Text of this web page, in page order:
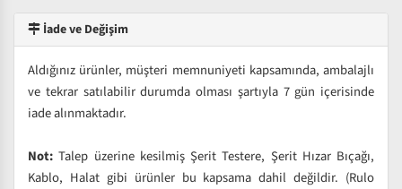
İade ve Değişim
Aldığınız ürünler, müşteri memnuniyeti kapsamında, ambalajlı
ve tekrar satılabilir durumda olması şartıyla 7 gün içerisinde
iade alınmaktadır.
Not: Talep üzerine kesilmiş Şerit Testere, Şerit Hızar Bıçağı,
Kablo, Halat gibi ürünler bu kapsama dahil değildir. (Rulo